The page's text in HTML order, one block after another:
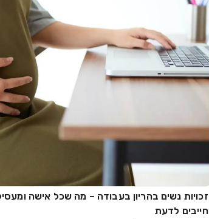
זכויות נשים בהריון בעבודה – מה שכל אישה
חייבים לדעת